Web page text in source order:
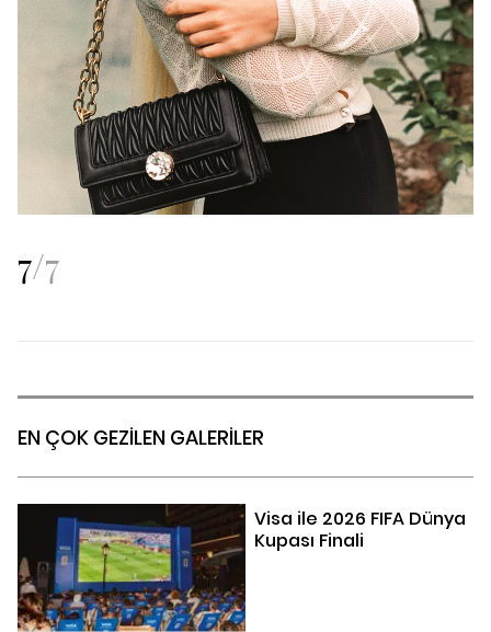
7/7
EN ÇOK GEZİLEN GALERİLER
Visa ile 2026 FIFA Dünya
Kupası Finali